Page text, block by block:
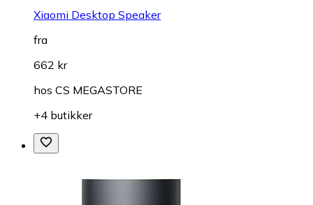
Xiaomi Desktop Speaker
fra
662 kr
hos CS MEGASTORE
+4 butikker